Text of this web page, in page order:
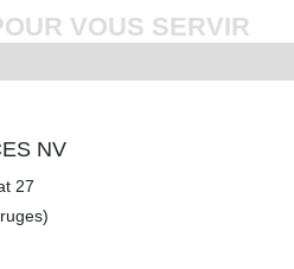
VOUS SERVIR
NV
27